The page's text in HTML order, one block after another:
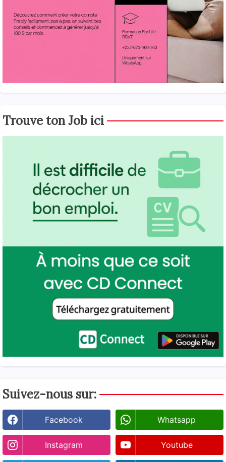
Trouve ton Job ici
Suivez-nous sur:
Facebook Whatsapp
Instagram Youtube